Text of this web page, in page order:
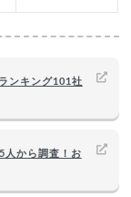
ンキング101社
人から調査！お